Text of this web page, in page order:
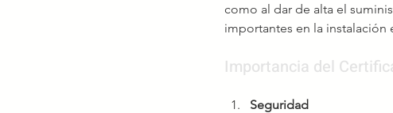
como al dar de alta el
importantes en la instalación
Importancia del
Seguridad